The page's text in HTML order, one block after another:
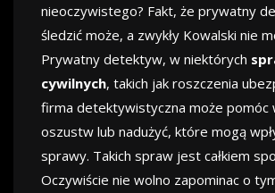
nieoczywistego? Fakt, że prywatny
śledzić może, a zwykły Kowalski nie
Prywatny detektyw, w niektórych
cywilnych, takich jak roszczenia
firma detektywistyczna może pomóc
oszustw lub nadużyć, które mogą
sprawy. Takich spraw jest całkiem
Oczywiście nie wolno zapominac o